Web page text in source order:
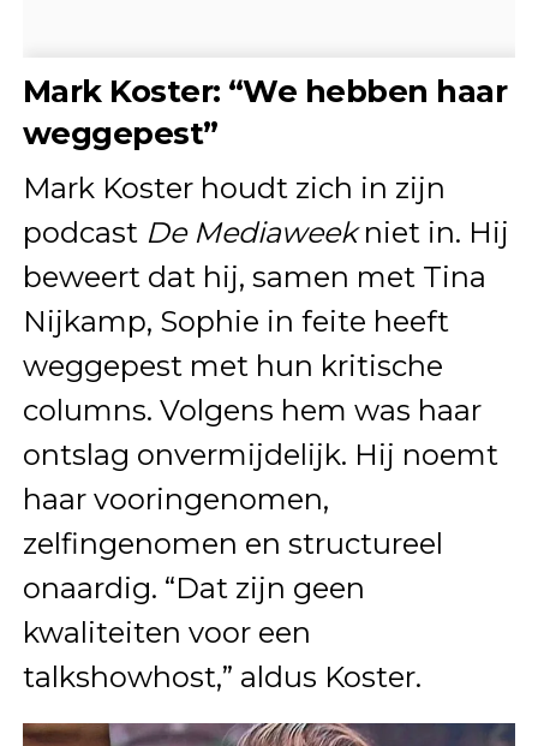
Mark Koster: “We hebben haar
weggepest”
Mark Koster houdt zich in zijn
podcast De Mediaweekniet in. Hij
beweert dat hij, samen met Tina
Nijkamp, Sophie in feite heeft
weggepest met hun kritische
columns. Volgens hem was haar
ontslag onvermijdelijk. Hij noemt
haar vooringenomen,
zelfingenomen en structureel
onaardig. “Dat zijn geen
kwaliteiten voor een
talkshowhost,” aldus Koster.